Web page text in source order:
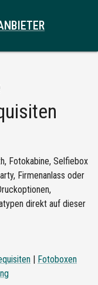
Fotokabine, Selfiebox
Firmenanlass oder
direkt auf dieser
Fotoboxen